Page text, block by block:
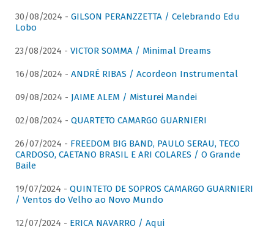
30/08/2024 - GILSON PERANZZETTA / Celebrando Edu
Lobo
23/08/2024 - VICTOR SOMMA / Minimal Dreams
16/08/2024 - ANDRÉ RIBAS / Acordeon Instrumental
09/08/2024 - JAIME ALEM / Misturei Mandei
02/08/2024 - QUARTETO CAMARGO GUARNIERI
26/07/2024 - FREEDOM BIG BAND, PAULO SERAU, TECO
CARDOSO, CAETANO BRASIL E ARI COLARES / O Grande
Baile
19/07/2024 - QUINTETO DE SOPROS CAMARGO GUARNIERI
/ Ventos do Velho ao Novo Mundo
12/07/2024 - ERICA NAVARRO / Aqui